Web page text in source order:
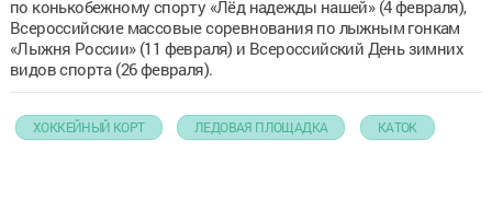
по конькобежному спорту «Лёд надежды нашей» (4 февраля),
Всероссийские массовые соревнования по лыжным гонкам
«Лыжня России» (11 февраля) и Всероссийский День зимних
видов спорта (26 февраля).
ХОККЕЙНЫЙ КОРТ ЛЕДОВАЯ ПЛОЩАДКА КАТОК